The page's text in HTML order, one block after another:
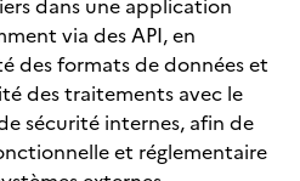
dans une application
via des API, en
des formats de données et
des traitements avec le
sécurité internes, afin de
et réglementaire